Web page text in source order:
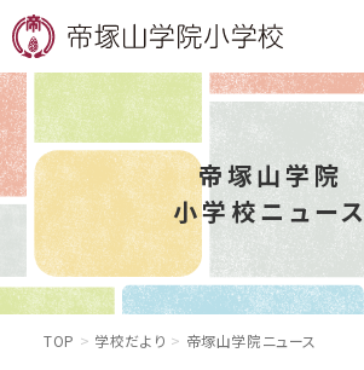
帝塚山学院
小学校ニュース
TOP 学校だより 帝塚山学院ニュース